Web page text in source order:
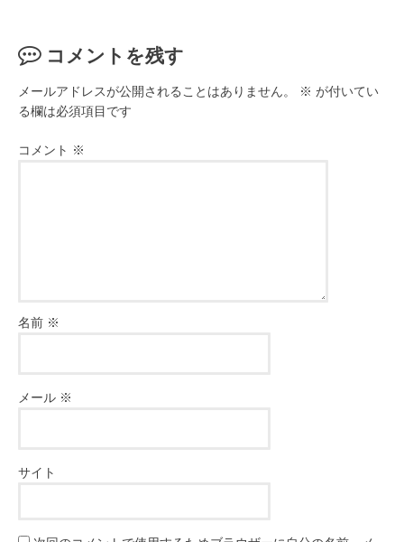
コメントを残す
メールアドレスが公開されることはありません。 ※ が付いてい
る欄は必須項目です
コメント ※
名前 ※
メール ※
サイト